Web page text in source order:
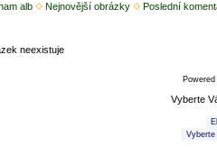
alb Nejnovější obrázky Poslední
neexistuje
Vyberte